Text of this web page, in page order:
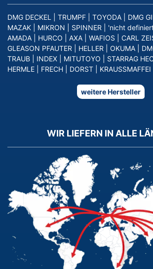
DMG DECKEL TRUMPF TOYODA DMG
MAZAK
MIKRON SPINNER 'nicht
AMADA
HURCO AXA WAFIOS CARL
GLEASON PFAUTER
HELLER OKUMA
TRAUB
INDEX MITUTOYO STARRAG
HERMLE
FRECH DORST KRAUSSMAFFEI
weitere Hersteller
WIR LIEFERN IN ALLE